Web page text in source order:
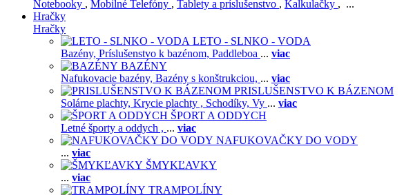
Notebooky , Mobilné Telefóny , Tablety a príslušenstvo , Kalkulačky , ...
Hračky
Hračky
LETO - SLNKO - VODA
Bazény, Príslušenstvo k bazénom, Paddleboa ... viac
BAZÉNY
Nafukovacie bazény, Bazény s konštrukciou, ... viac
PRISLUŠENSTVO K BÁZENOM
Solárne plachty, Krycie plachty , Schodíky, Vy ... viac
ŠPORT A ODDYCH
Letné športy a oddych , ... viac
NAFUKOVAČKY DO VODY
... viac
ŠMYKĽAVKY
... viac
TRAMPOLÍNY